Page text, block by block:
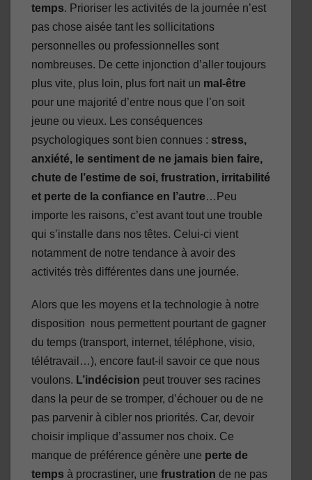
temps. Prioriser les activités de la journée n’est
pas chose aisée tant les sollicitations
personnelles ou professionnelles sont
nombreuses. De cette injonction d’aller toujours
plus vite, plus loin, plus fort nait un mal-être
pour une majorité d’entre nous que l’on soit
jeune ou vieux. Les conséquences
psychologiques sont bien connues : stress,
anxiété, le sentiment de ne jamais bien faire,
chute de l’estime de soi, frustration, irritabilité
et perte de la confiance en l’autre…Peu
importe les raisons, c’est avant tout une trouble
qui s’installe dans nos têtes. Celui-ci vient
notamment de notre tendance à avoir des
activités très différentes dans une journée.
Alors que les moyens et la technologie à notre
disposition nous permettent pourtant de gagner
du temps (transport, internet, téléphone, visio,
télétravail…), encore faut-il savoir ce que nous
voulons. L’indécision peut trouver ses racines
dans la peur de se tromper, d’échouer ou de ne
pas parvenir à cibler nos priorités. Car, devoir
choisir implique d’assumer nos choix. Ce
manque de préférence génère une perte de
temps à procrastiner, une frustration de ne pas